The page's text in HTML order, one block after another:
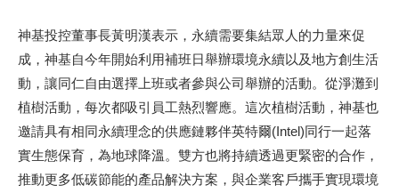
神基投控董事長黃明漢表示，永續需要集結眾人的力量來促
成，神基自今年開始利用補班日舉辦環境永續以及地方創生活
動，讓同仁自由選擇上班或者參與公司舉辦的活動。從淨灘到
植樹活動，每次都吸引員工熱烈響應。這次植樹活動，神基也
邀請具有相同永續理念的供應鏈夥伴英特爾(Intel)同行一起落
實生態保育，為地球降溫。雙方也將持續透過更緊密的合作，
推動更多低碳節能的產品解決方案，與企業客戶攜手實現環境